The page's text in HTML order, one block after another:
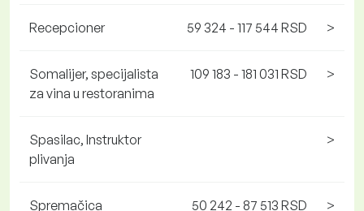
Recepcioner 59 324 - 117 544 RSD >
Somalijer, specijalista
za vina u restoranima
109 183 - 181 031 RSD >
Spasilac, Instruktor
plivanja
>
Spremačica 50 242 - 87 513 RSD >